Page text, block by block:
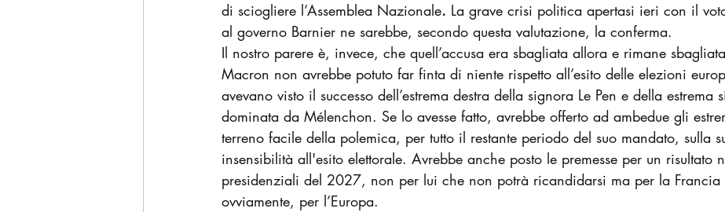
di sciogliere l’Assemblea Nazionale. La grave crisi politica apertasi ieri con il
al governo Barnier ne sarebbe, secondo questa valutazione, la conferma.
Il nostro parere è, invece, che quell’accusa era sbagliata allora e rimane
Macron non avrebbe potuto far finta di niente rispetto all’esito delle elezioni
avevano visto il successo dell’estrema destra della signora Le Pen e della estrema
dominata da Mélenchon. Se lo avesse fatto, avrebbe offerto ad ambedue gli
terreno facile della polemica, per tutto il restante periodo del suo mandato, sulla
insensibilità all'esito elettorale. Avrebbe anche posto le premesse per un risultato
presidenziali del 2027, non per lui che non potrà ricandidarsi ma per la Francia
ovviamente, per l’Europa.